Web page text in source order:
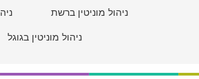
ניהול מוניטין ברשת
ניהול מוניטין בגוגל